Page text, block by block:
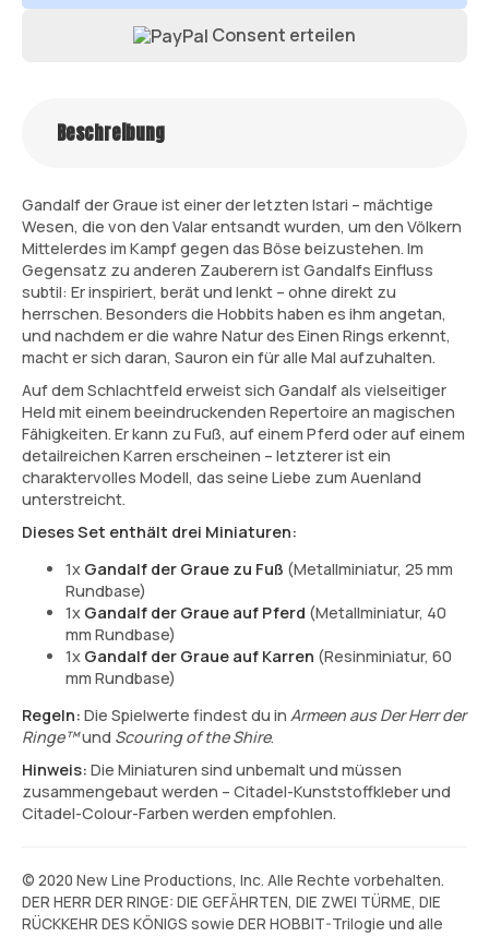
Consent erteilen
Beschreibung
Gandalf der Graue ist einer der letzten Istari – mächtige
Wesen, die von den Valar entsandt wurden, um den Völkern
Mittelerdes im Kampf gegen das Böse beizustehen. Im
Gegensatz zu anderen Zauberern ist Gandalfs Einfluss
subtil: Er inspiriert, berät und lenkt – ohne direkt zu
herrschen. Besonders die Hobbits haben es ihm angetan,
und nachdem er die wahre Natur des Einen Rings erkennt,
macht er sich daran, Sauron ein für alle Mal aufzuhalten.
Auf dem Schlachtfeld erweist sich Gandalf als vielseitiger
Held mit einem beeindruckenden Repertoire an magischen
Fähigkeiten. Er kann zu Fuß, auf einem Pferd oder auf einem
detailreichen Karren erscheinen – letzterer ist ein
charaktervolles Modell, das seine Liebe zum Auenland
unterstreicht.
Dieses Set enthält drei Miniaturen:
1x Gandalf der Graue zu Fuß (Metallminiatur, 25 mm
Rundbase)
1x Gandalf der Graue auf Pferd (Metallminiatur, 40
mm Rundbase)
1x Gandalf der Graue auf Karren (Resinminiatur, 60
mm Rundbase)
Regeln: Die Spielwerte findest du in Armeen aus Der Herr der
Ringe™und Scouring of the Shire.
Hinweis: Die Miniaturen sind unbemalt und müssen
zusammengebaut werden – Citadel-Kunststoffkleber und
Citadel-Colour-Farben werden empfohlen.
© 2020 New Line Productions, Inc. Alle Rechte vorbehalten.
DER HERR DER RINGE: DIE GEFÄHRTEN, DIE ZWEI TÜRME, DIE
RÜCKKEHR DES KÖNIGS sowie DER HOBBIT-Trilogie und alle